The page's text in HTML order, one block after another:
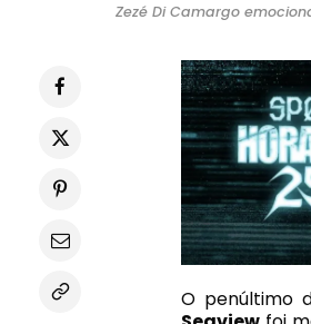
Zezé Di Camargo
O penúltimo